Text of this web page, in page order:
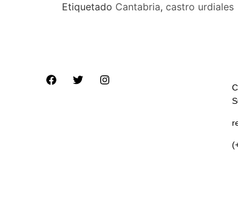
Etiquetado Cantabria, castro urdiales